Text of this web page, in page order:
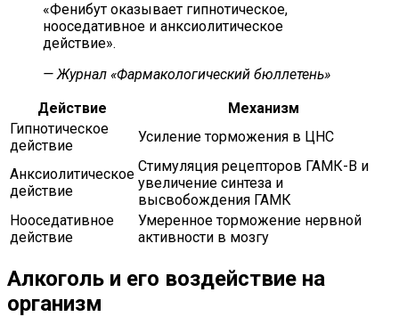
«Фенибут оказывает гипнотическое,
нооседативное и анксиолитическое
действие».
— Журнал «Фармакологический бюллетень»
Действие
Механизм
Гипнотическое
действие
Усиление торможения в ЦНС
Анксиолитическое
действие
Стимуляция рецепторов ГАМК-В и
увеличение синтеза и
высвобождения ГАМК
Нооседативное
действие
Умеренное торможение нервной
активности в мозгу
Алкоголь и его воздействие на
организм